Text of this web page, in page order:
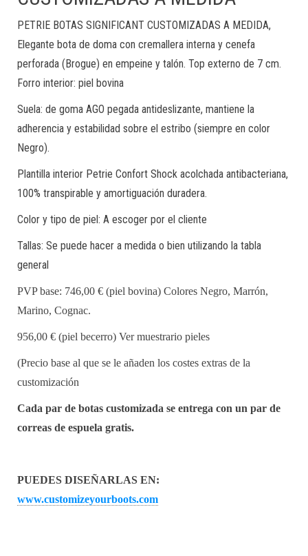
PETRIE BOTAS SIGNIFICANT CUSTOMIZADAS A MEDIDA,
Elegante bota de doma con cremallera interna y cenefa
perforada (Brogue) en empeine y talón. Top externo de 7 cm.
Forro interior: piel bovina
Suela: de goma AGO pegada antideslizante, mantiene la
adherencia y estabilidad sobre el estribo (siempre en color
Negro).
Plantilla interior Petrie Confort Shock acolchada antibacteriana,
100% transpirable y amortiguación duradera.
Color y tipo de piel: A escoger por el cliente
Tallas: Se puede hacer a medida o bien utilizando la tabla
general
PVP base: 746,00 € (piel bovina) Colores Negro, Marrón,
Marino, Cognac.
956,00 € (piel becerro) Ver muestrario pieles
(Precio base al que se le añaden los costes extras de la
customización
Cada par de botas customizada se entrega con un par de
correas de espuela gratis.
PUEDES DISEÑARLAS EN:
www.customizeyourboots.com